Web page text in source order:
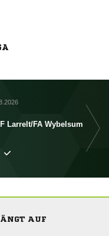
Larrelt/​FA Wybelsum
AUF